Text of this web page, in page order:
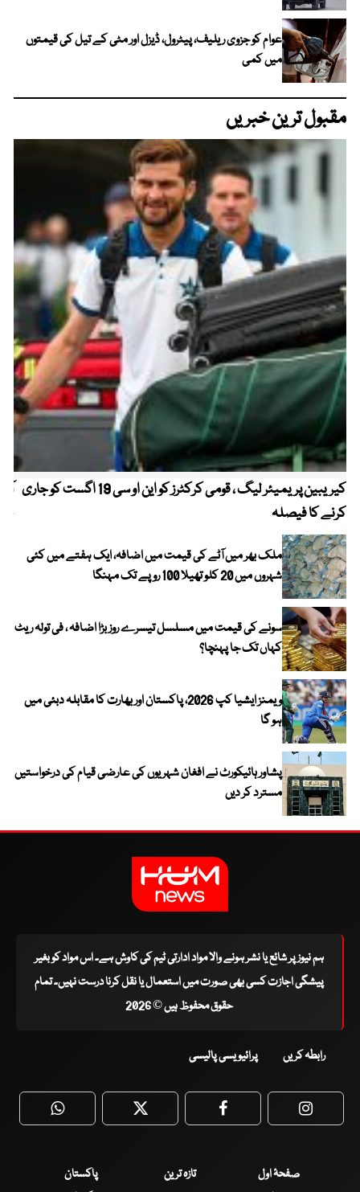
عوام کو جزوی ریلیف، پیٹرول، ڈیزل اور مٹی کے تیل کی قیمتوں
میں کمی
مقبول ترین خبریں
کیریبین پریمیئر لیگ ، قومی کرکٹرز کو این او سی 19 اگست کو جاری
کرنے کا فیصلہ
ملک بھر میں آٹے کی قیمت میں اضافہ، ایک ہفتے میں کئی
شہروں میں 20 کلو تھیلا 100 روپے تک مہنگا
سونے کی قیمت میں مسلسل تیسرے روز بڑا اضافہ ، فی تولہ ریٹ
کہاں تک جا پہنچا؟
ویمنز ایشیا کپ 2026، پاکستان اور بھارت کا مقابلہ دبئی میں
ہو گا
پشاور ہائیکورٹ نے افغان شہریوں کی عارضی قیام کی درخواستیں
مسترد کر دیں
ہم نیوز پر شائع یا نشر ہونے والا مواد ادارتی ٹیم کی کاوش ہے۔ اس مواد کو بغیر
پیشگی اجازت کسی بھی صورت میں استعمال یا نقل کرنا درست نہیں۔ تمام
حقوق محفوظ ہیں © 2026
رابطہ کریں پرائیویسی پالیسی
WhatsApp Twitter Facebook
صفحۂ اول تازہ ترین
پاکستان